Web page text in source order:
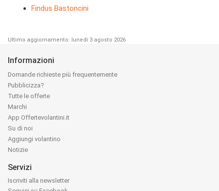
Findus Bastoncini
Ultimo aggiornamento: lunedì 3 agosto 2026
Informazioni
Domande richieste più frequentemente
Pubblicizza?
Tutte le offerte
Marchi
App Offertevolantini.it
Su di noi
Aggiungi volantino
Notizie
Servizi
Iscriviti alla newsletter